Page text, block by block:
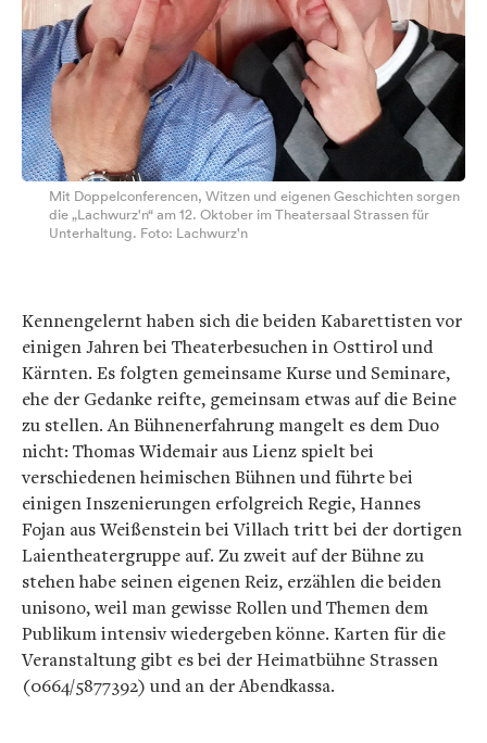
Mit Doppelconferencen, Witzen und eigenen Geschichtensorgen
die „Lachwurz'n“ am 12. Oktober im Theatersaal Strassen für
Unterhaltung. Foto: Lachwurz'n
Kennengelernt haben sich die beiden Kabarettisten vor
einigen Jahren bei Theaterbesuchen in Osttirol und
Kärnten. Es folgten gemeinsame Kurse und Seminare,
ehe der Gedanke reifte, gemeinsam etwas auf die Beine
zu stellen. An Bühnenerfahrung mangelt es dem Duo
nicht: Thomas Widemair aus Lienz spielt bei
verschiedenen heimischen Bühnen und führte bei
einigen Inszenierungen erfolgreich Regie, Hannes
Fojan aus Weißenstein bei Villach tritt bei der dortigen
Laientheatergruppe auf. Zu zweit auf der Bühne zu
stehen habe seinen eigenen Reiz, erzählen die beiden
unisono, weil man gewisse Rollen und Themen dem
Publikum intensiv wiedergeben könne. Karten für die
Veranstaltung gibt es bei der Heimatbühne Strassen
(0664/5877392) und an der Abendkassa.